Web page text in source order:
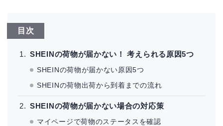
目次
SHEINの荷物が届かない！ 考えられる原因5つ
SHEINの荷物が届かない原因5つ
SHEINの荷物出荷から到着までの流れ
SHEINの荷物が届かない場合の対応策
マイページで荷物のステータスを確認